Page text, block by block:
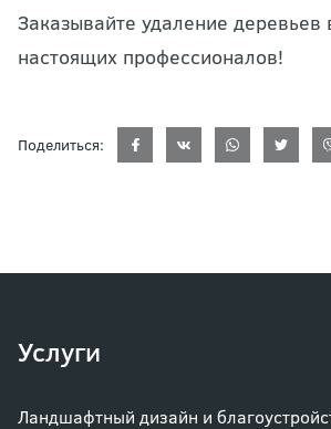
Заказывайте удаление деревьев
настоящих профессионалов!
Поделиться:
Услуги
Ландшафтный дизайн и